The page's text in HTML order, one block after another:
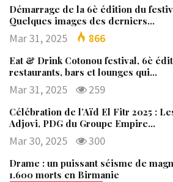
Démarrage de la 6è édition du
Quelques images des derniers…
Mar 31, 2025 866
Eat & Drink Cotonou festival, 6è
restaurants, bars et lounges qui…
Mar 31, 2025 259
Célébration de l’Aïd El Fitr 2025 :
Adjovi, PDG du Groupe Empire…
Mar 30, 2025 300
Drame : un puissant séisme de
1.600 morts en Birmanie